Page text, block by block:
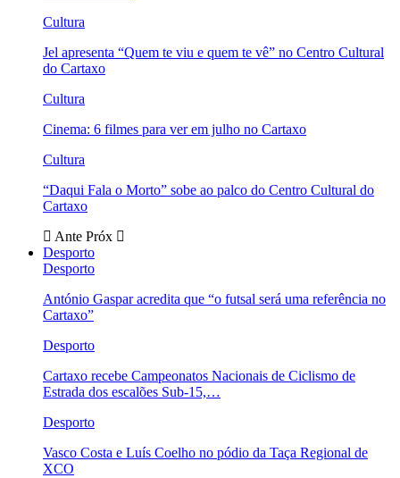
Cultura
Jel apresenta “Quem te viu e quem te vê” no Centro Cultural
do Cartaxo
Cultura
Cinema: 6 filmes para ver em julho no Cartaxo
Cultura
“Daqui Fala o Morto” sobe ao palco do Centro Cultural do
Cartaxo
Ante Próx
Desporto
Desporto
António Gaspar acredita que “o futsal será uma referência no
Cartaxo”
Desporto
Cartaxo recebe Campeonatos Nacionais de Ciclismo de
Estrada dos escalões Sub-15,…
Desporto
Vasco Costa e Luís Coelho no pódio da Taça Regional de
XCO